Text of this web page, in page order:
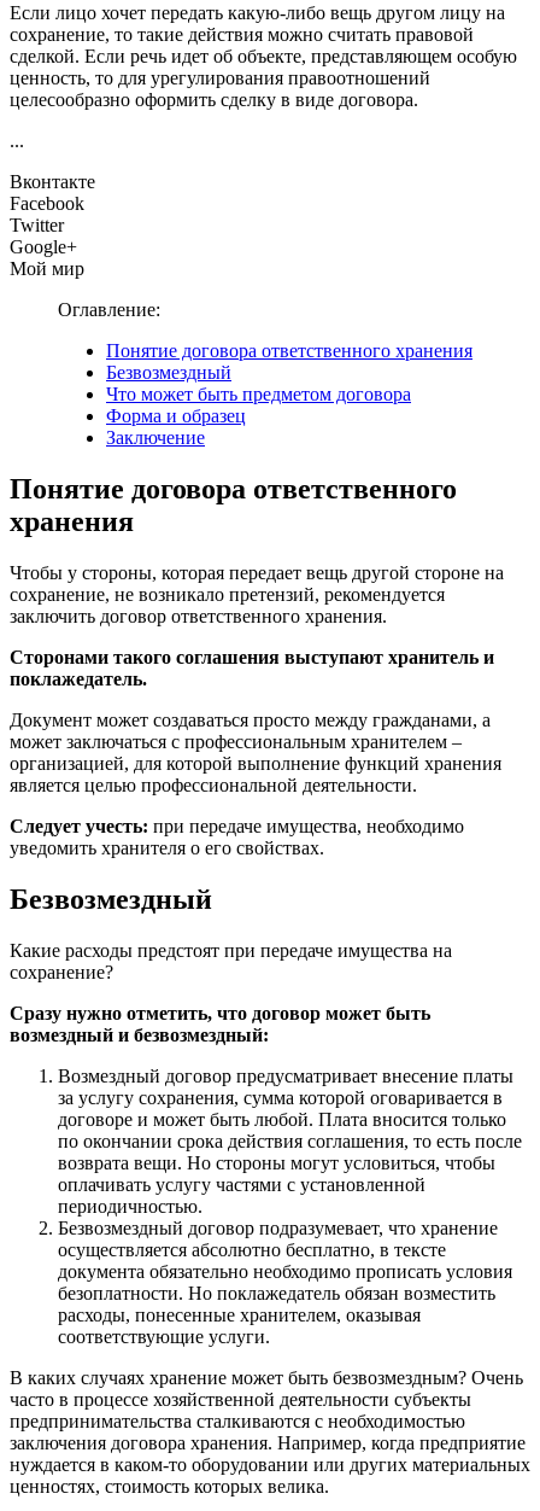
Если лицо хочет передать какую-либо вещь другом лицу на
сохранение, то такие действия можно считать правовой
сделкой. Если речь идет об объекте, представляющем особую
ценность, то для урегулирования правоотношений
целесообразно оформить сделку в виде договора.
...
Вконтакте
Facebook
Twitter
Google+
Мой мир
Оглавление:
Понятие договора ответственного хранения
Безвозмездный
Что может быть предметом договора
Форма и образец
Заключение
Понятие договора ответственного
хранения
Чтобы у стороны, которая передает вещь другой стороне на
сохранение, не возникало претензий, рекомендуется
заключить договор ответственного хранения.
Сторонами такого соглашения выступают хранитель и
поклажедатель.
Документ может создаваться просто между гражданами, а
может заключаться с профессиональным хранителем –
организацией, для которой выполнение функций хранения
является целью профессиональной деятельности.
Следует учесть: при передаче имущества, необходимо
уведомить хранителя о его свойствах.
Безвозмездный
Какие расходы предстоят при передаче имущества на
сохранение?
Сразу нужно отметить, что договор может быть
возмездный и безвозмездный:
Возмездный договор предусматривает внесение платы
за услугу сохранения, сумма которой оговаривается в
договоре и может быть любой. Плата вносится только
по окончании срока действия соглашения, то есть после
возврата вещи. Но стороны могут условиться, чтобы
оплачивать услугу частями с установленной
периодичностью.
Безвозмездный договор подразумевает, что хранение
осуществляется абсолютно бесплатно, в тексте
документа обязательно необходимо прописать условия
безоплатности. Но поклажедатель обязан возместить
расходы, понесенные хранителем, оказывая
соответствующие услуги.
В каких случаях хранение может быть безвозмездным? Очень
часто в процессе хозяйственной деятельности субъекты
предпринимательства сталкиваются с необходимостью
заключения договора хранения. Например, когда предприятие
нуждается в каком-то оборудовании или других материальных
ценностях, стоимость которых велика.